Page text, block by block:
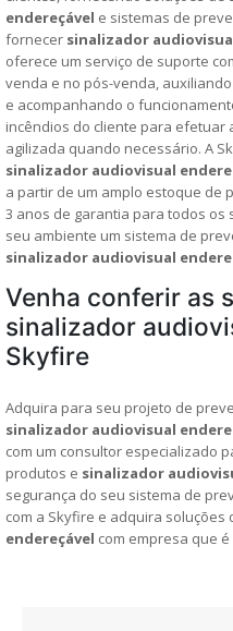
endereçável e sistemas de
fornecer sinalizador
oferece um serviço de suporte
venda e no pós-venda,
e acompanhando o
incêndios do cliente para efetuar
agilizada quando necessário. A
sinalizador audiovisual
a partir de um amplo estoque de
3 anos de garantia para todos
seu ambiente um sistema de
sinalizador audiovisual
Venha conferir as
sinalizador
Skyfire
Adquira para seu projeto de
sinalizador audiovisual
com um consultor especializado
produtos e sinalizador
segurança do seu sistema de
com a Skyfire e adquira soluções
endereçável com empresa que